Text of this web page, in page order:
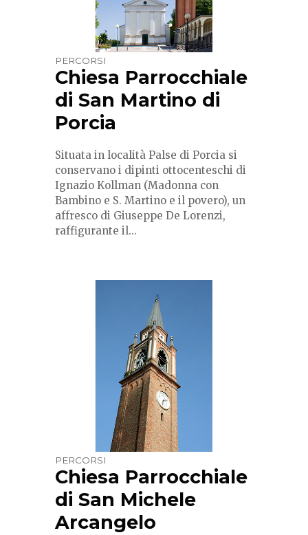
PERCORSI
Chiesa Parrocchiale
di San Martino di
Porcia
Situata in località Palse di Porcia si
conservano i dipinti ottocenteschi di
Ignazio Kollman (Madonna con
Bambino e S. Martino e il povero), un
affresco di Giuseppe De Lorenzi,
raffigurante il...
PERCORSI
Chiesa Parrocchiale
di San Michele
Arcangelo